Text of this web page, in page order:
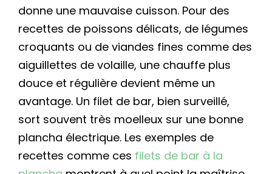
donne une mauvaise cuisson. Pour des
recettes de poissons délicats, de légumes
croquants ou de viandes fines comme des
aiguillettes de volaille, une chauffe plus
douce et régulière devient même un
avantage. Un filet de bar, bien surveillé,
sort souvent très moelleux sur une bonne
plancha électrique. Les exemples de
recettes comme ces filets de bar à la